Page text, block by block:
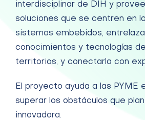
interdisciplinar de DIH y
soluciones que se centren en
sistemas embebidos,
conocimientos y tecnologías
territorios, y conectarla con
El proyecto ayuda a las PYME
superar los obstáculos que
innovadora.